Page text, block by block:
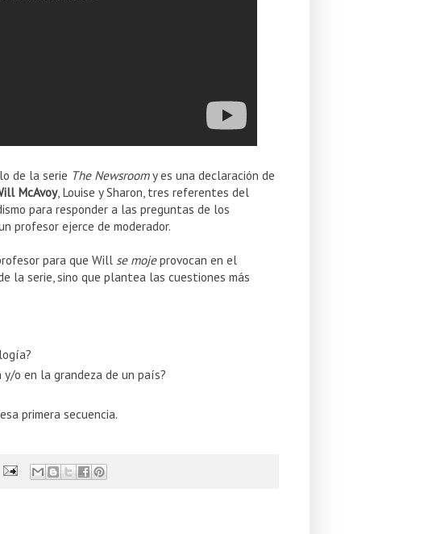
de la serie The Newsroomy es una declaración de
McAvoy, Louise y Sharon, tres referentes del
para responder a las preguntas de los
profesor ejerce de moderador.
para que Will se mojeprovocan en el
la serie, sino que plantea las cuestiones más
o en la grandeza de un país?
primera secuencia.